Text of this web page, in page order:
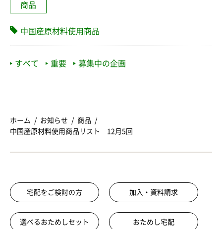
商品
中国産原材料使用商品
すべて 重要 募集中の企画
ホーム お知らせ
商品
中国産原材料使用商品リスト 12月5回
宅配をご検討の方 加入・資料請求
選べるおためしセット おためし宅配